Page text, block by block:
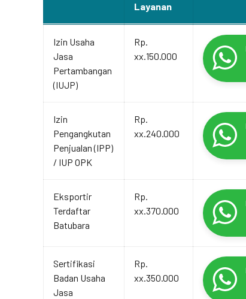
Layanan
Biaya
Layanan
Izin Usaha
Jasa
Pertambangan
(IUJP)
Rp.
xx.150.000
Izin
Pengangkutan
Penjualan (IPP)
/ IUP OPK
Rp.
xx.240.000
Eksportir
Terdaftar
Batubara
Rp.
xx.370.000
Sertifikasi
Badan Usaha
Jasa
Rp.
xx.350.000